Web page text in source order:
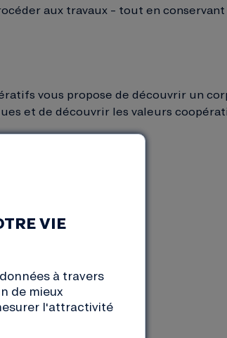
aux travaux – tout en
vous propose de découvrir un
et de découvrir les valeurs
VIE
à travers
de mieux
l'attractivité